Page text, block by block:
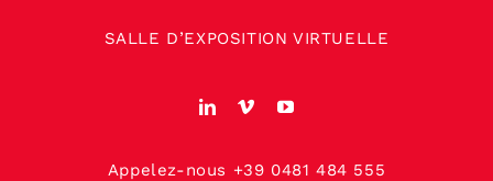
SALLE D’EXPOSITION VIRTUELLE
Appelez-nous +39 0481 484 555